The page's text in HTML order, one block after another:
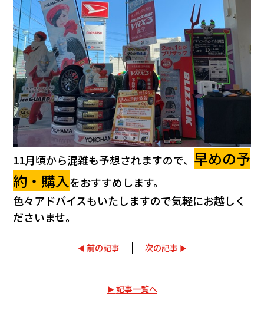
リコ
お問
11月頃から混雑も予想されますので、 早めの予
約・購入をおすすめします。
色々アドバイスもいたしますので気軽にお越しく
ださいませ。
前の記事 次の記事
記事一覧へ